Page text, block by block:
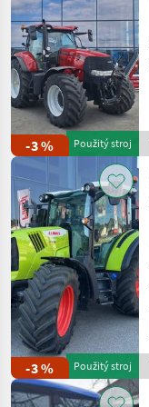
-3 % Použitý stroj
-3 % Použitý stroj